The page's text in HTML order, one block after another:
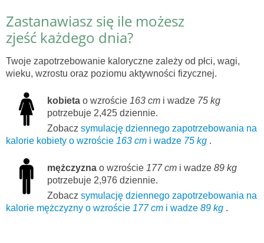
Zastanawiasz się ile możesz
zjeść każdego dnia?
Twoje zapotrzebowanie kaloryczne zależy od płci, wagi,
wieku, wzrostu oraz poziomu aktywności fizycznej.
kobieta o wzroście 163 cm i wadze 75 kg
potrzebuje 2,425 dziennie.
Zobacz symulację dziennego zapotrzebowania na
kalorie kobiety o wzroście 163 cm i wadze 75 kg .
mężczyzna o wzroście 177 cm i wadze 89 kg
potrzebuje 2,976 dziennie.
Zobacz symulację dziennego zapotrzebowania na
kalorie mężczyzny o wzroście 177 cm i wadze 89 kg .